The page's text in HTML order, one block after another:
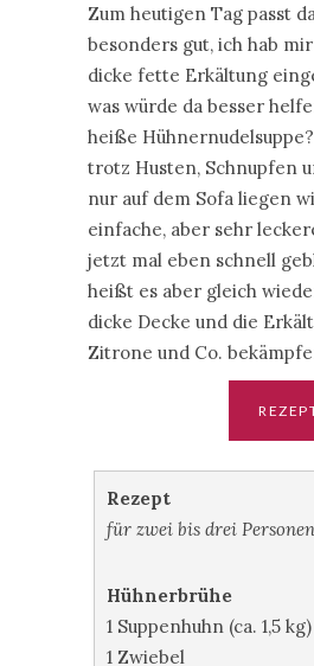
Zum heutigen Tag passt
besonders gut, ich hab
dicke fette Erkältung
was würde da besser
heiße
trotz Husten, Schnupfen
nur auf dem Sofa liegen
einfache, aber sehr
jetzt mal eben schnell
heißt es aber gleich
dicke Decke und die
Zitrone und Co.
Rezept
für zwei bis drei Personen
Hühnerbrühe
1 Suppenhuhn (ca. 1,5 kg)
1 Zwiebel